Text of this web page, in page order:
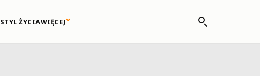
STYL ŻYCIAWIĘCEJ